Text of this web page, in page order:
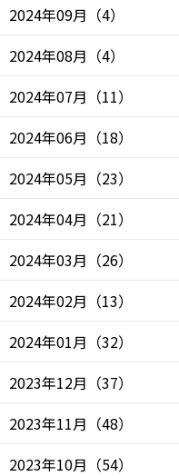
2024年09月 （4）
2024年08月 （4）
2024年07月 （11）
2024年06月 （18）
2024年05月 （23）
2024年04月 （21）
2024年03月 （26）
2024年02月 （13）
2024年01月 （32）
2023年12月 （37）
2023年11月 （48）
2023年10月 （54）